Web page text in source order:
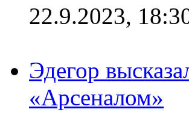
22.9.2023,
Эдегор
«Арсеналом»